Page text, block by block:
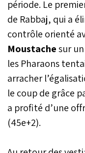
période. Le
de Rabbaj, qui a
contrôle orienté
Moustachesur
les Pharaons
arracher
le coup de grâce
a profité d’une
(45e+2).